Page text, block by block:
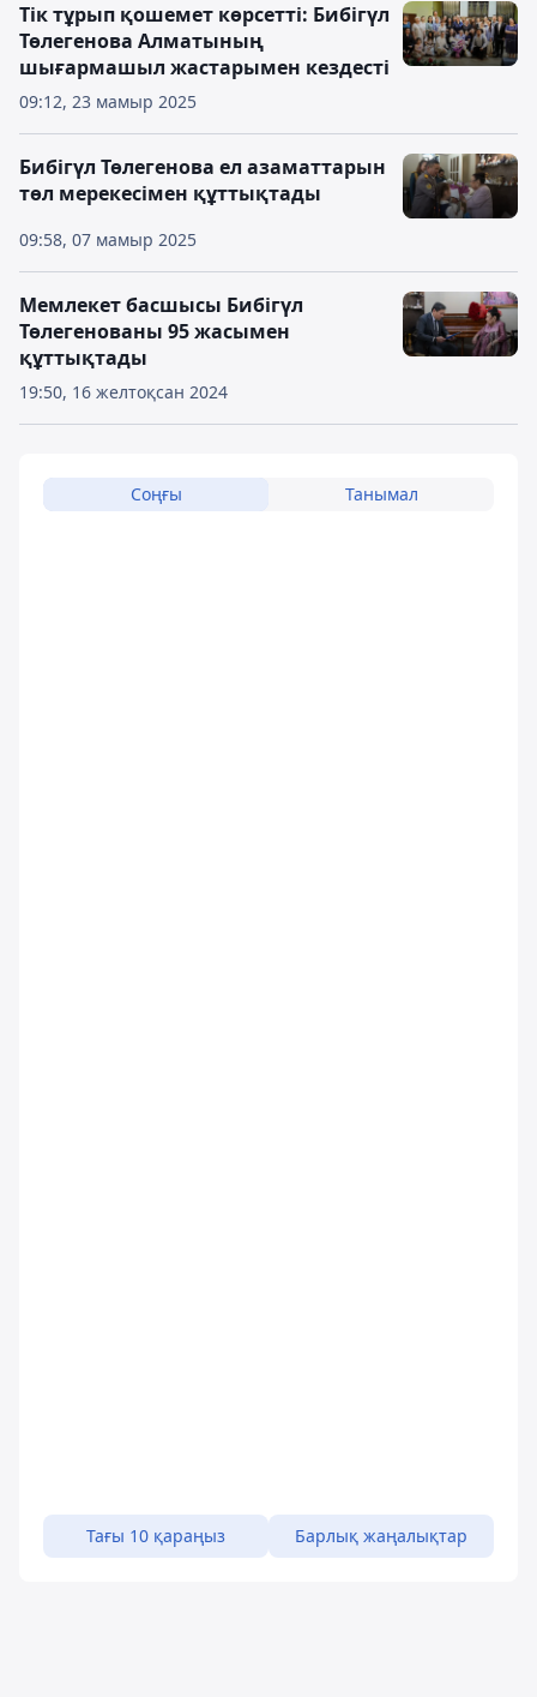
09:12, 23 мамыр 2025
Тік тұрып қошемет көрсетті: Бибігүл
Төлегенова Алматының
шығармашыл жастарымен кездесті
09:58, 07 мамыр 2025
Бибігүл Төлегенова ел азаматтарын
төл мерекесімен құттықтады
19:50, 16 желтоқсан 2024
Мемлекет басшысы Бибігүл
Төлегенованы 95 жасымен
құттықтады
Соңғы Танымал
Тағы 10 қараңыз Барлық жаңалықтар